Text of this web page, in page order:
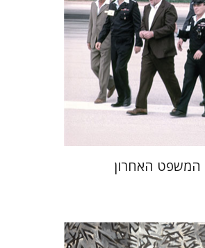
הנחת אתר ספר מודפס
$46
$41
המשפט האחרון